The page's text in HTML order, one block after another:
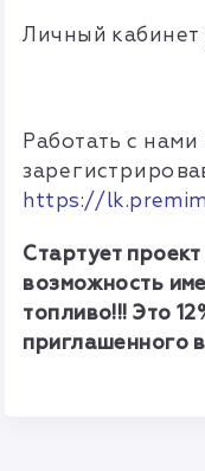
Личный кабинет
Работать с
https://
Стартует
возможность
топливо!!! Это
приглашенного